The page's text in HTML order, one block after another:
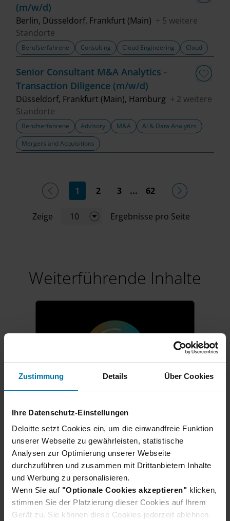
Zustimmung Details Über Cookies
Ihre Datenschutz-Einstellungen
Deloitte setzt Cookies ein, um die einwandfreie Funktion
unserer Webseite zu gewährleisten, statistische
Analysen zur Optimierung unserer Webseite
durchzuführen und zusammen mit Drittanbietern Inhalte
und Werbung zu personalisieren.
Wenn Sie auf "Optionale Cookies akzeptieren" klicken,
stimmen Sie der Platzierung dieser Cookies auf Ihrem
Gerät zu. Sie können diese Cookies jederzeit ablehnen
(m/w/d)
Berlin, Düsseldorf, Frankfurt (Main) + 5 weitere
Standorte
Berufserfahrene Consulting Cloud Engineering Cloud
Senior Consultant M&A Analytics -
Transaction Diligence (m/w/d)
Düsseldorf, Frankfurt (Main), Hamburg + 2 weitere
Standorte
Berufserfahrene Advisory M&A
AI & Data Analytics
Mergers and Acquisitions
1 (current)
2 3 ... 62
Zeige 10 Ergebnisse pro Seite
Weiterführende Inhalte
Ausbildung & duales
Studium 2027
Direkt nach dem Schulabschluss
in der Berufswelt durchstarten?
Wir bilden deutschlandweit aus:
Ob eine praxisnahe Ausbildung,
ein duales Studium oder eine